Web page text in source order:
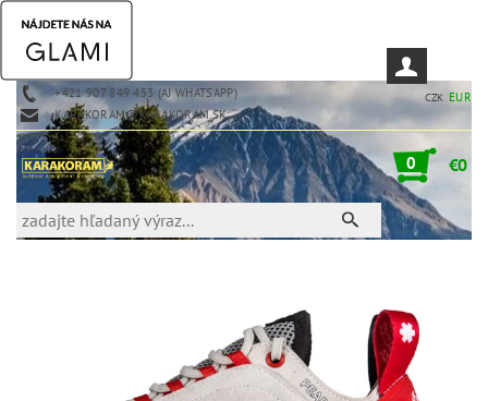
+421 907 849 453 (AJ WHATSAPP)
KARAKORAM@KARAKORAM.SK
CZK EUR
0 €0